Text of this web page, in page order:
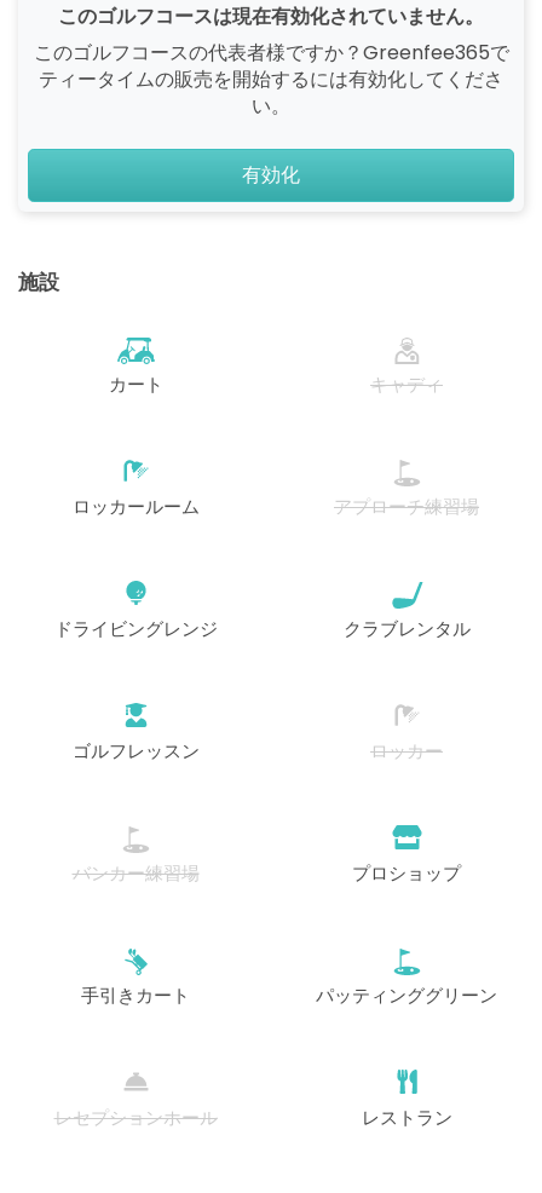
このゴルフコースは現在有効化されていません。
このゴルフコースの代表者様ですか？Greenfee365で
ティータイムの販売を開始するには有効化してくださ
い。
有効化
施設
カート キャディ
ロッカールーム アプローチ練習場
ドライビングレンジ クラブレンタル
ゴルフレッスン ロッカー
バンカー練習場 プロショップ
手引きカート パッティンググリーン
レセプションホール レストラン